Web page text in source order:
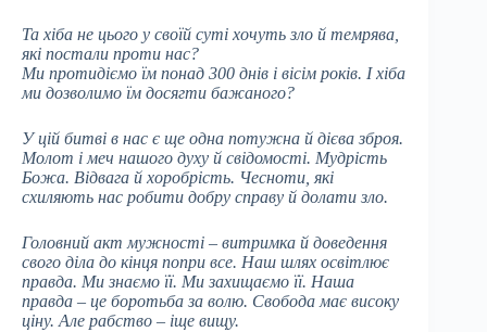
Та хіба не цього у своїй суті хочуть зло й темрява,
які постали проти нас?
Ми протидіємо їм понад 300 днів і вісім років. І хіба
ми дозволимо їм досягти бажаного?
У цій битві в нас є ще одна потужна й дієва зброя.
Молот і меч нашого духу й свідомості. Мудрість
Божа. Відвага й хоробрість. Чесноти, які
схиляють нас робити добру справу й долати зло.
Головний акт мужності – витримка й доведення
свого діла до кінця попри все. Наш шлях освітлює
правда. Ми знаємо її. Ми захищаємо її. Наша
правда – це боротьба за волю. Свобода має високу
ціну. Але рабство – іще вищу.